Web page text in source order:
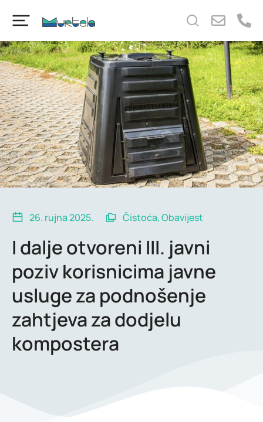
26. rujna 2025. Čistoća,Obavijest
I dalje otvoreni III. javni
poziv korisnicima javne
usluge za podnošenje
zahtjeva za dodjelu
kompostera